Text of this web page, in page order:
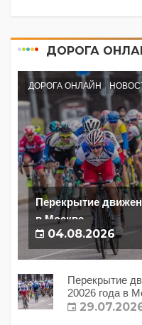
ДОРОГА
ДОРОГА ОНЛАЙН
Перекрытие
в Москве
04.08.2026
Перекрытие
20026 года в